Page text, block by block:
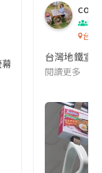
啦!這次的劇本改編
co
吹
台灣
台灣地鐵宣
閱讀更多